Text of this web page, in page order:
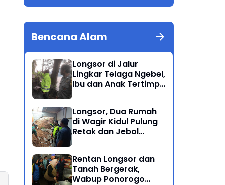
Jurnalistik dan Literasi
Bencana Alam
Longsor di Jalur
Lingkar Telaga Ngebel,
Ibu dan Anak Tertimpa
Longsor, Dua Rumah
di Wagir Kidul Pulung
Retak dan Jebol
Rentan Longsor dan
Tanah Bergerak,
Wabup Ponorogo